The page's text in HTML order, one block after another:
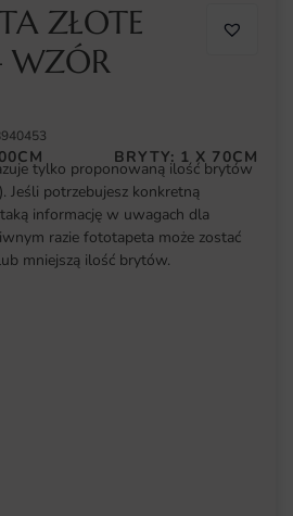
ZŁOTE
WZÓR
BRYTY: 1 X 70CM
tylko proponowaną ilość brytów
Jeśli potrzebujesz konkretną
informację w uwagach dla
razie fototapeta może zostać
mniejszą ilość brytów.